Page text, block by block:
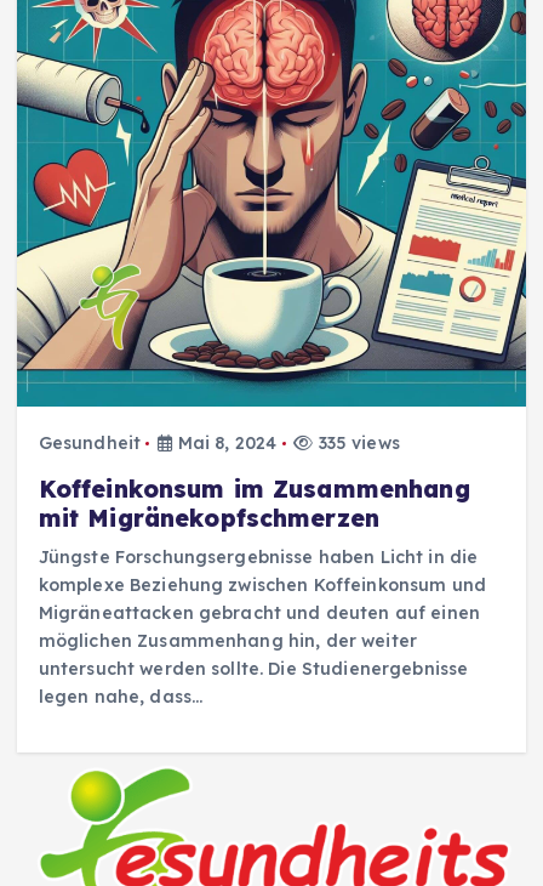
Gesundheit Mai 8, 2024 335 views
Koffeinkonsum im Zusammenhang
mit Migränekopfschmerzen
Jüngste Forschungsergebnisse haben Licht in die
komplexe Beziehung zwischen Koffeinkonsum und
Migräneattacken gebracht und deuten auf einen
möglichen Zusammenhang hin, der weiter
untersucht werden sollte. Die Studienergebnisse
legen nahe, dass…